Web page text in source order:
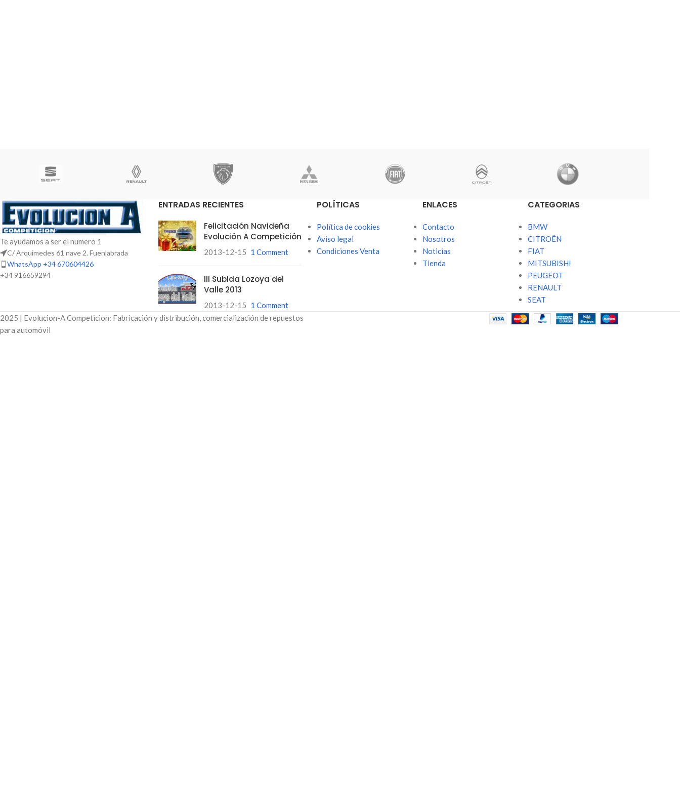
Te ayudamos a ser el numero 1
C/ Arquimedes 61 nave 2. Fuenlabrada
WhatsApp +34 670604426
+34 916659294
ENTRADAS RECIENTES
Felicitación Navideña
Evolución A Competición
2013-12-15 1 Comment
III Subida Lozoya del
Valle 2013
2013-12-15 1 Comment
POLÍTICAS
Política de cookies
Aviso legal
Condiciones Venta
ENLACES
Contacto
Nosotros
Noticias
Tienda
CATEGORIAS
BMW
CITROËN
FIAT
MITSUBISHI
PEUGEOT
RENAULT
SEAT
2025 | Evolucion-A Competicion: Fabricación y distribución, comercialización de repuestos
para automóvil